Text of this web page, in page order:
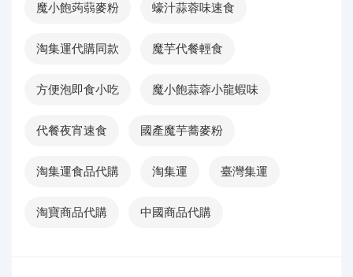
魔小飽蒟蒻麥粉 蠔汁蒜蓉味速食
淘集運代購同款 魔芋代餐輕食
方便泡即食小吃 魔小飽蒜蓉小龍蝦味
代餐夜宵速食 國產魔芋蕎麥粉
淘集運食品代購 淘集運 臺灣集運
淘寶商品代購 中國商品代購